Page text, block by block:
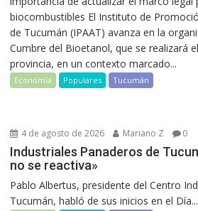
biocombustibles El Instituto de
de Tucumán (IPAAT) avanza en la
Cumbre del Bioetanol, que se realizará
provincia, en un contexto marcado...
Economía Populares Tucumán
4 de agosto de 2026 Mariano Z 0
Industriales Panaderos de
no se reactiva»
Pablo Albertus, presidente del Centro
Tucumán, habló de sus inicios en el Día...